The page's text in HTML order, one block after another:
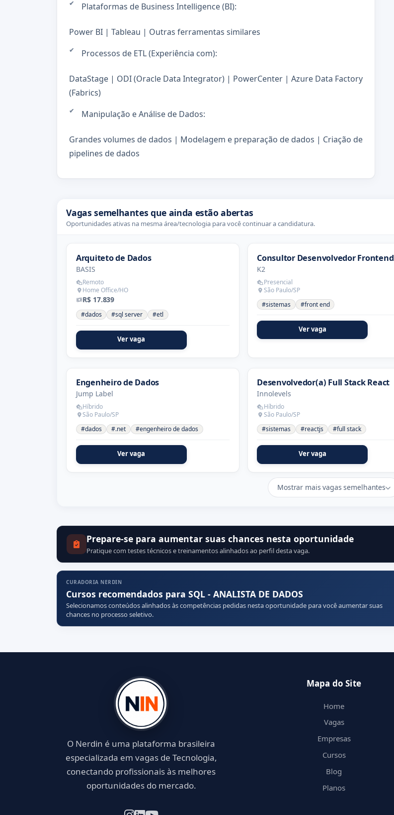
Plataformas de Business Intelligence (BI):
Power BI | Tableau | Outras ferramentas similares
Processos de ETL (Experiência com):
DataStage | ODI (Oracle Data Integrator) | PowerCenter | Azure Data Factory
(Fabrics)
Manipulação e Análise de Dados:
Grandes volumes de dados | Modelagem e preparação de dados | Criação de
pipelines de dados
Vagas semelhantes que ainda estão abertas
Oportunidades ativas na mesma área/tecnologia para você continuar a candidatura.
Arquiteto de Dados
BASIS
Remoto
Home Office/HO
R$ 17.839
#dados #sql server #etl
Ver vaga
Consultor Desenvolvedor Frontend
K2
Presencial
São Paulo/SP
#sistemas
#front end
Ver vaga
Engenheiro de Dados
Jump Label
Híbrido
São Paulo/SP
#dados
#.net #engenheiro de dados
Ver vaga
Desenvolvedor(a) Full Stack React
Innolevels
Híbrido
São Paulo/SP
#sistemas
#reactjs #full stack
Ver vaga
Mostrar mais vagas semelhantes
Prepare-se para aumentar suas chances nesta oportunidade
Pratique com testes técnicos e treinamentos alinhados ao perfil desta vaga.
CURADORIA NERDIN
Cursos recomendados para SQL - ANALISTA DE DADOS
Selecionamos conteúdos alinhados às competências pedidas nesta oportunidade para você aumentar suas
chances no processo seletivo.
O Nerdin é uma plataforma brasileira
especializada em vagas de Tecnologia,
conectando profissionais às melhores
oportunidades do mercado.
Mapa do Site
Home
Vagas
Empresas
Cursos
Blog
Planos